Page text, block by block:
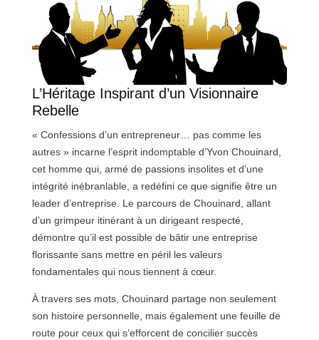
L’Héritage Inspirant d’un Visionnaire
Rebelle
« Confessions d’un entrepreneur… pas comme les
autres » incarne l’esprit indomptable d’Yvon Chouinard,
cet homme qui, armé de passions insolites et d’une
intégrité inébranlable, a redéfini ce que signifie être un
leader d’entreprise. Le parcours de Chouinard, allant
d’un grimpeur itinérant à un dirigeant respecté,
démontre qu’il est possible de bâtir une entreprise
florissante sans mettre en péril les valeurs
fondamentales qui nous tiennent à cœur.
À travers ses mots, Chouinard partage non seulement
son histoire personnelle, mais également une feuille de
route pour ceux qui s’efforcent de concilier succès